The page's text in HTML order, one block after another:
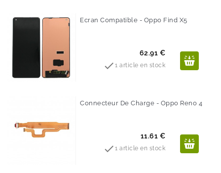
Ecran Compatible - Oppo Find X5
Prix
62.91 €
1 article en stock
Connecteur De Charge - Oppo Reno 4
Prix
11.61 €
1 article en stock